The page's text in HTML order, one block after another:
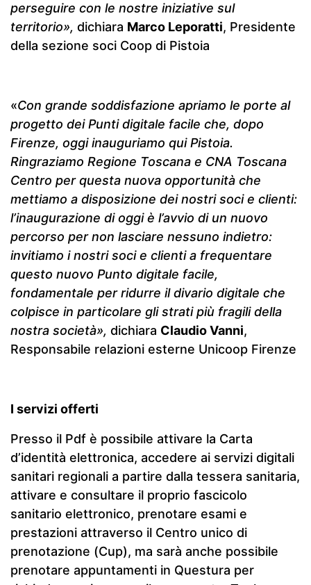
perseguire con le nostre iniziative sul
territorio», dichiara Marco Leporatti, Presidente
della sezione soci Coop di Pistoia
«Con grande soddisfazione apriamo le porte al
progetto dei Punti digitale facile che, dopo
Firenze, oggi inauguriamo qui Pistoia.
Ringraziamo Regione Toscana e CNA Toscana
Centro per questa nuova opportunità che
mettiamo a disposizione dei nostri soci e clienti:
l’inaugurazione di oggi è l’avvio di un nuovo
percorso per non lasciare nessuno indietro:
invitiamo i nostri soci e clienti a frequentare
questo nuovo Punto digitale facile,
fondamentale per ridurre il divario digitale che
colpisce in particolare gli strati più fragili della
nostra società», dichiara Claudio Vanni,
Responsabile relazioni esterne Unicoop Firenze
I servizi offerti
Presso il Pdf è possibile attivare la Carta
d’identità elettronica, accedere ai servizi digitali
sanitari regionali a partire dalla tessera sanitaria,
attivare e consultare il proprio fascicolo
sanitario elettronico, prenotare esami e
prestazioni attraverso il Centro unico di
prenotazione (Cup), ma sarà anche possibile
prenotare appuntamenti in Questura per